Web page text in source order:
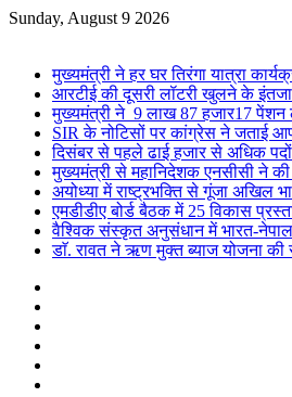
Sunday, August 9 2026
मुख्यमंत्री ने हर घर तिरंगा यात्रा
आरटीई की दूसरी लॉटरी खुलने के
मुख्यमंत्री ने 9 लाख 87 हजार17 पेंशन
SIR के नोटिसों पर कांग्रेस ने जताई
दिसंबर से पहले ढाई हजार से अधिक
मुख्यमंत्री से महानिदेशक एनसीसी ने की
अयोध्या में राष्ट्रभक्ति से गूंजा अखिल
एमडीडीए बोर्ड बैठक में 25 विकास
वैश्विक संस्कृत अनुसंधान में भारत-
डाॅ. रावत ने ऋण मुक्त ब्याज योजना